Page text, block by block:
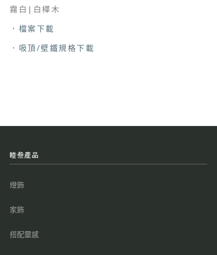
霧白|白樺木
．檔案下載
．吸頂/壁鐵規格下載
睦叁產品
燈飾
家飾
搭配靈感